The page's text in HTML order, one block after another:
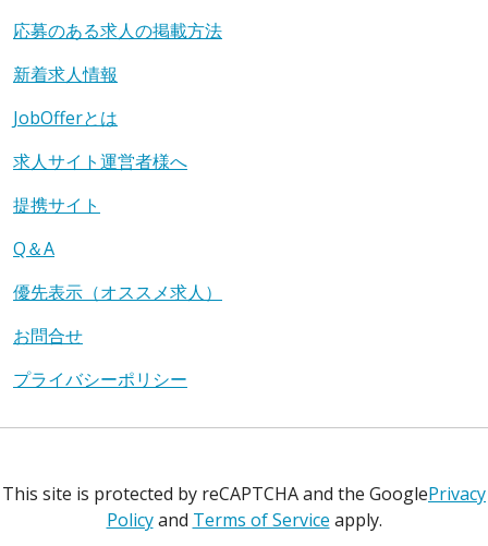
応募のある求人の掲載方法
新着求人情報
JobOfferとは
求人サイト運営者様へ
提携サイト
Q＆A
優先表示（オススメ求人）
お問合せ
プライバシーポリシー
This site is protected by reCAPTCHA and the GooglePrivacy
Policyand Terms of Service apply.